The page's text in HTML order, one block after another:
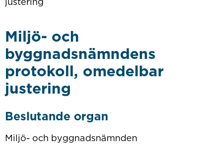
Miljö- och
byggnadsnämndens
protokoll, omedelbar
justering
Beslutande organ
Miljö- och byggnadsnämnden